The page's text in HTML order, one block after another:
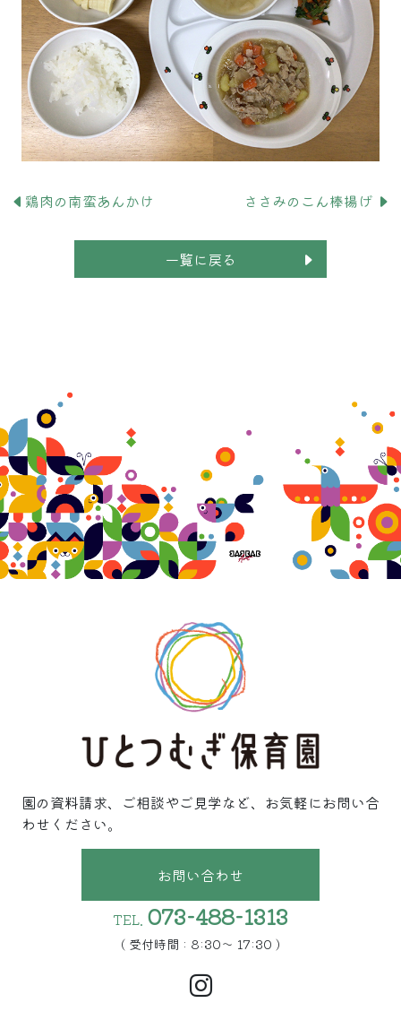
鶏肉の南蛮あんかけ ささみのこん棒揚げ
一覧に戻る
園の資料請求、ご相談やご見学など、お気軽にお問い合
わせください。
お問い合わせ
TEL. 073-488-1313
( 受付時間 : 8:30〜 17:30 )